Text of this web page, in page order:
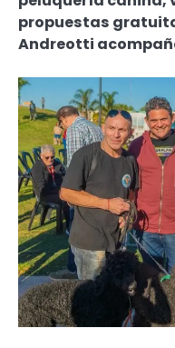
propuestas
Andreotti